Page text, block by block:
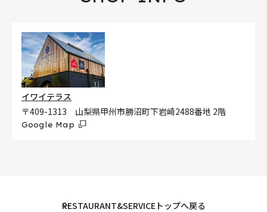
イワイテラス
〒409-1313 山梨県甲州市勝沼町下岩崎2488番地 2階
Google Map
RESTAURANT&SERVICEトップへ戻る